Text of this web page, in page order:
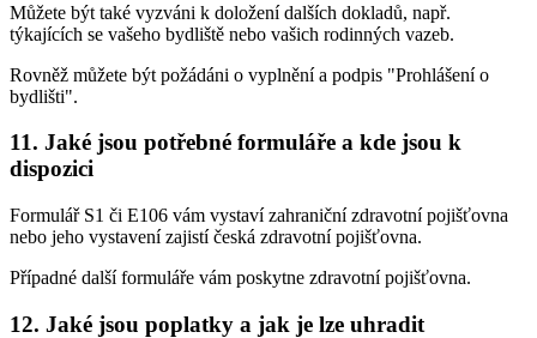
Můžete být také vyzváni k doložení dalších dokladů, např.
týkajících se vašeho bydliště nebo vašich rodinných vazeb.
Rovněž můžete být požádáni o vyplnění a podpis "Prohlášení o
bydlišti".
11. Jaké jsou potřebné formuláře a kde jsou k
dispozici
Formulář S1 či E106 vám vystaví zahraniční zdravotní pojišťovna
nebo jeho vystavení zajistí česká zdravotní pojišťovna.
Případné další formuláře vám poskytne zdravotní pojišťovna.
12. Jaké jsou poplatky a jak je lze uhradit